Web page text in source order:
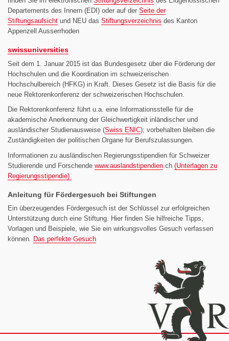
Departements des Innern (EDI) oder auf der Seite der
Stiftungsaufsicht und NEU das Stiftungsverzeichnis des Kanton
Appenzell Ausserrhoden
swissuniversities
Seit dem 1. Januar 2015 ist das Bundesgesetz über die Förderung der
Hochschulen und die Koordination im schweizerischen
Hochschulbereich (HFKG) in Kraft. Dieses Gesetz ist die Basis für die
neue Rektorenkonferenz der schweizerischen Hochschulen.
Die Rektorenkonferenz führt u.a. eine Informationsstelle für die
akademische Anerkennung der Gleichwertigkeit inländischer und
ausländischer Studienausweise (Swiss ENIC); vorbehalten bleiben die
Zuständigkeiten der politischen Organe für Berufszulassungen.
Informationen zu ausländischen Regierungsstipendien für Schweizer
Studierende und Forschende www.auslandstipendien .ch (Unterlagen zu
Regierungsstipendie).
Anleitung für Fördergesuch bei Stiftungen
Ein überzeugendes Fördergesuch ist der Schlüssel zur erfolgreichen
Unterstützung durch eine Stiftung. Hier finden Sie hilfreiche Tipps,
Vorlagen und Beispiele, wie Sie ein wirkungsvolles Gesuch verfassen
können. Das perfekte Gesuch